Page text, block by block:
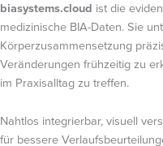
biasystems.cloud ist die
medizinische BIA-Daten. Sie
Körperzusammensetzung
Veränderungen frühzeitig zu
im Praxisalltag zu treffen.
Nahtlos integrierbar, visuell
für bessere